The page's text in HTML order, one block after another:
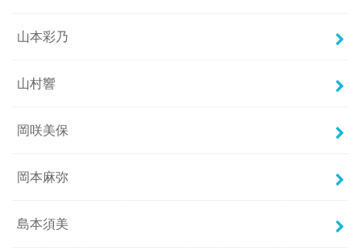
山本彩乃
山村響
岡咲美保
岡本麻弥
島本須美